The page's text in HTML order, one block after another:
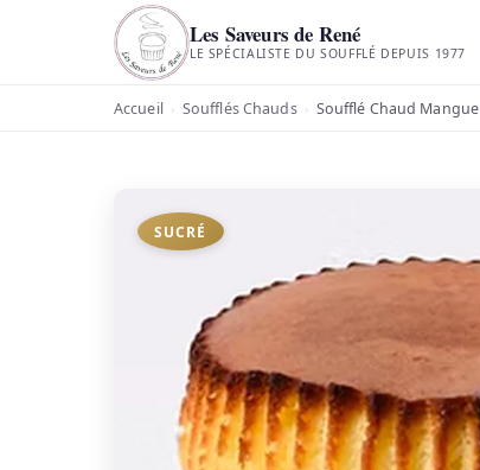
Les Saveurs de René
LE SPÉCIALISTE DU SOUFFLÉ DEPUIS 1977
Accueil › Soufflés Chauds › Soufflé Chaud Mangue
SUCRÉ